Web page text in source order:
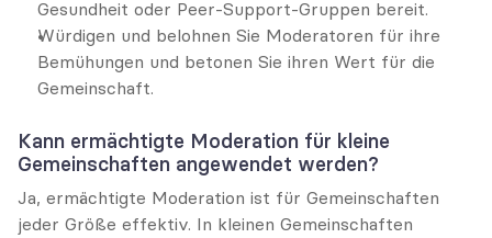
Gesundheit oder Peer-Support-Gruppen bereit.
Würdigen und belohnen Sie Moderatoren für ihre
Bemühungen und betonen Sie ihren Wert für die
Gemeinschaft.
Kann ermächtigte Moderation für kleine
Gemeinschaften angewendet werden?
Ja, ermächtigte Moderation ist für Gemeinschaften
jeder Größe effektiv. In kleinen Gemeinschaften